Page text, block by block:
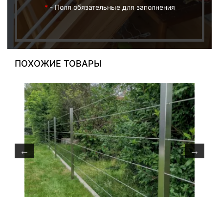
*- Поля обязательные для заполнения
ПОХОЖИЕ ТОВАРЫ